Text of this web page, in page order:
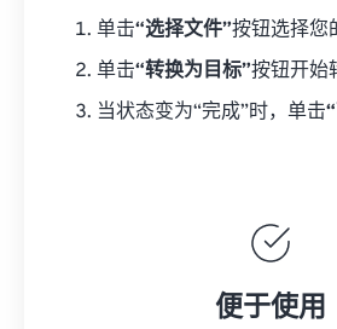
单击“选择文件”按钮选择您
单击“转换为目标”按钮开始
当状态变为“完成”时，单击
便于使用